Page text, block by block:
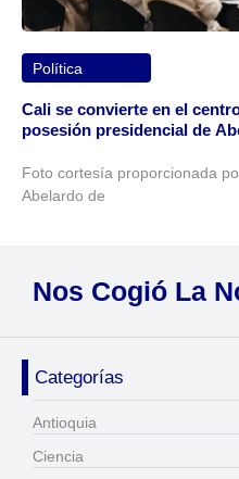
Política
Cali se convierte en el
posesión presidencial de
Foto cortesía proporcionada
Abelardo de
Nos Cogió La
Categorías
Antioquia
Ciencia